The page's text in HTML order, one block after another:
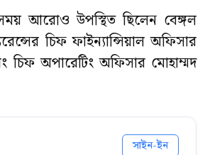
আরোও উপস্থিত ছিলেন বেঙ্গল
চিফ ফাইন্যান্সিয়াল অফিসার
অপারেটিং অফিসার মোহাম্মদ
সাইন-ইন